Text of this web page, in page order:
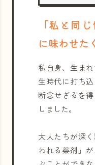
「私と同
に味わせた
私自身、生ま
生時代に打ち
断念せざるを
しました。
大人たちが深
われる薬剤」